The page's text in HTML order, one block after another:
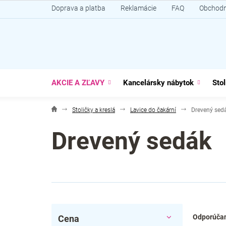
na
Doprava a platba Reklamácie FAQ
AKCIE A ZĽAVY Kancelársky nábytok
Stoličky a kreslá Lavice do čakární Drevený
Drevený sedák
Cena
a